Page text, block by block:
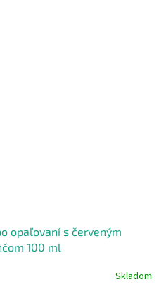
opaľovaní s červeným
100 ml
Skladom